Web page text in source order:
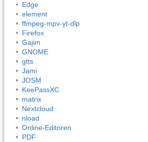
Edge
element
ffmpeg-mpv-yt-dlp
Firefox
Gajim
GNOME
gtts
Jami
JOSM
KeePassXC
matrix
Nextcloud
nload
Online-Editoren
PDF